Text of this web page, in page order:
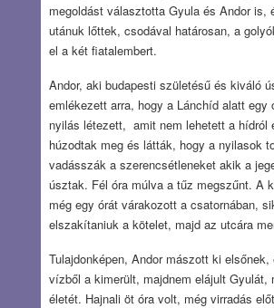
megoldást választotta Gyula és Andor is,
utánuk lőttek, csodával határosan, a
el a két fiatalembert.
Andor, aki budapesti születésű és kiváló
emlékezett arra, hogy a Lánchíd alatt egy
nyilás létezett, amit nem lehetett a hídról
húzodtak meg és látták, hogy a nyilasok
vadásszák a szerencsétleneket akik a
úsztak. Fél óra múlva a tűz megszűnt. A
még egy órát várakozott a csatornában,
elszakítaniuk a kötelet, majd az utcára
Tulajdonképen, Andor mászott ki
vízből a kimerült, majdnem elájult Gyulát,
életét. Hajnali öt óra volt, még virradás